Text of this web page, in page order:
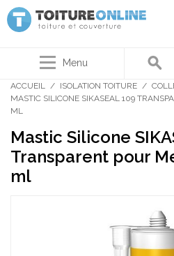
Menu
ACCUEIL / ISOLATION TOITURE /
MASTIC SILICONE SIKASEAL 109
ML
Mastic Silicone
Transparent pour
ml